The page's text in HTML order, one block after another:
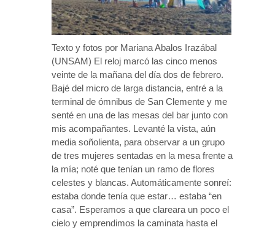
Texto y fotos por Mariana Abalos Irazábal
(UNSAM) El reloj marcó las cinco menos
veinte de la mañana del día dos de febrero.
Bajé del micro de larga distancia, entré a la
terminal de ómnibus de San Clemente y me
senté en una de las mesas del bar junto con
mis acompañantes. Levanté la vista, aún
media soñolienta, para observar a un grupo
de tres mujeres sentadas en la mesa frente a
la mía; noté que tenían un ramo de flores
celestes y blancas. Automáticamente sonreí:
estaba donde tenía que estar… estaba “en
casa”. Esperamos a que clareara un poco el
cielo y emprendimos la caminata hasta el